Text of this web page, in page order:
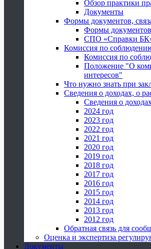
Обзор практики
Документы
Формы документов,
Формы
СПО «Справки
Комиссия по
Комиссия по
Положение "О
интересов"
Что нужно знать при
Сведения о доходах, о
Сведения о
2024 год
2023 год
2022 год
2021 год
2020 год
2019 год
2018 год
2017 год
2016 год
2015 год
2014 год
2013 год
2012 год
Обратная связь для
Оценка и экспертиза
Документы